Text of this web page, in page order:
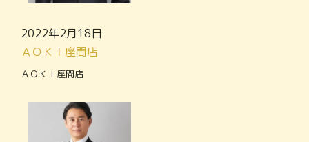
2022年2月18日
ＡＯＫＩ座間店
ＡＯＫＩ座間店